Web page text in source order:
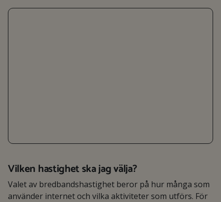
Vilken hastighet ska jag välja?
Valet av bredbandshastighet beror på hur många som
använder internet och vilka aktiviteter som utförs. För